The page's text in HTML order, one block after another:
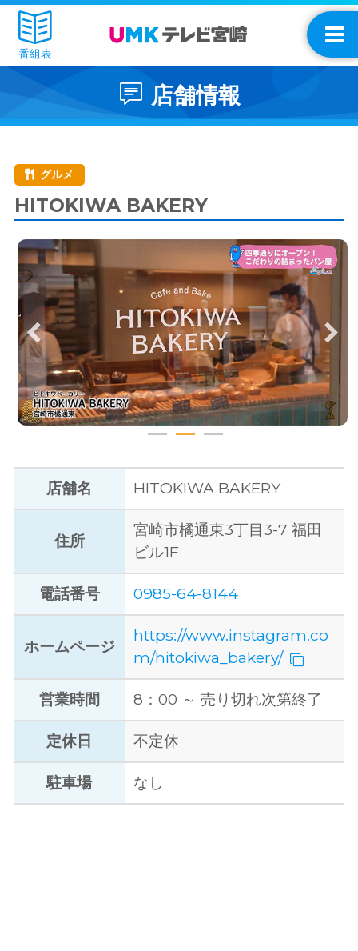
番組表
店舗情報
グルメ
HITOKIWA BAKERY
店舗名 HITOKIWA BAKERY
住所
宮崎市橘通東3丁目3-7 福田
ビル1F
電話番号 0985-64-8144
ホームページ
https://www.instagram.co
m/hitokiwa_bakery/
営業時間 8：00 ～ 売り切れ次第終了
定休日 不定休
駐車場 なし